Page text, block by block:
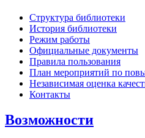
Структура библиотеки
История библиотеки
Режим работы
Официальные документы
Правила пользования
План мероприятий по
Независимая оценка
Контакты
Возможности